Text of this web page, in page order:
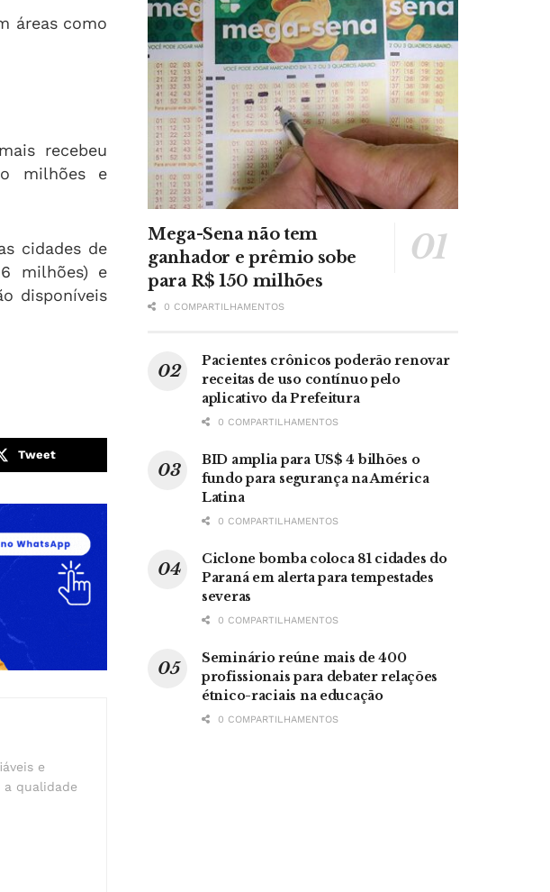
áreas como
recebeu
milhões e
cidades de
milhões) e
disponíveis
Tweet
e
a qualidade
Mega-Sena não tem
ganhador e prêmio sobe
para R$ 150 milhões
0 COMPARTILHAMENTOS
Pacientes crônicos poderão renovar
receitas de uso contínuo pelo
aplicativo da Prefeitura
0 COMPARTILHAMENTOS
BID amplia para US$ 4 bilhões o
fundo para segurança na América
Latina
0 COMPARTILHAMENTOS
Ciclone bomba coloca 81 cidades do
Paraná em alerta para tempestades
severas
0 COMPARTILHAMENTOS
Seminário reúne mais de 400
profissionais para debater relações
étnico-raciais na educação
0 COMPARTILHAMENTOS